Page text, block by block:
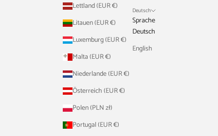
Lettland (EUR €)
Litauen (EUR €)
Luxemburg (EUR €)
Malta (EUR €)
Niederlande (EUR €)
Österreich (EUR €)
Polen (PLN zł)
Portugal (EUR €)
Deutsch
Sprache
Deutsch
English